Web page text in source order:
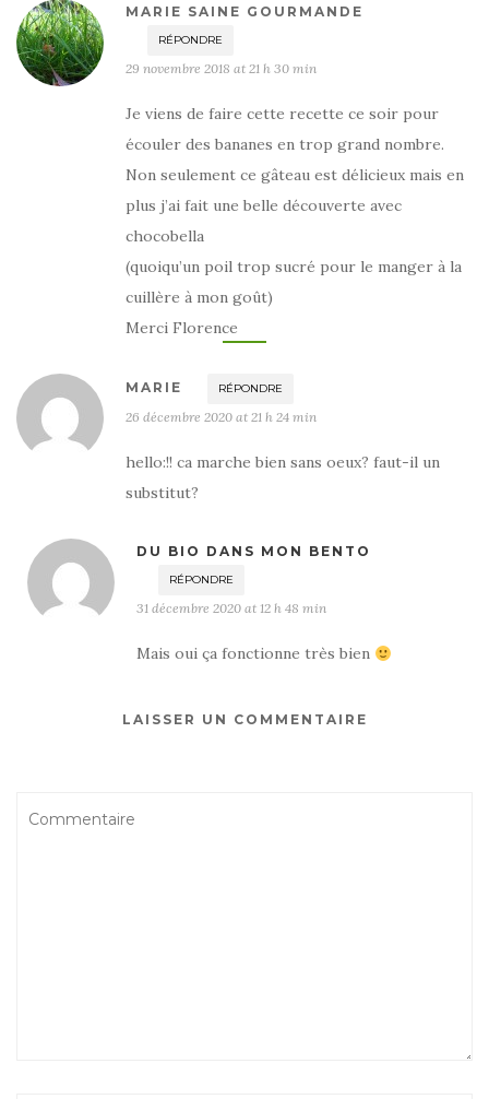
MARIE SAINE GOURMANDE
RÉPONDRE
29 novembre 2018 at 21 h 30 min
Je viens de faire cette recette ce soir pour
écouler des bananes en trop grand nombre.
Non seulement ce gâteau est délicieux mais en
plus j’ai fait une belle découverte avec
chocobella
(quoiqu’un poil trop sucré pour le manger à la
cuillère à mon goût)
Merci Florence
MARIE RÉPONDRE
26 décembre 2020 at 21 h 24 min
hello:!! ca marche bien sans oeux? faut-il un
substitut?
DU BIO DANS MON BENTO
RÉPONDRE
31 décembre 2020 at 12 h 48 min
Mais oui ça fonctionne très bien
LAISSER UN COMMENTAIRE